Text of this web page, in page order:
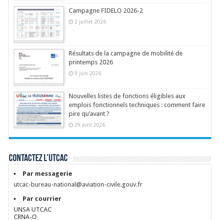
Campagne FIDELO 2026-2
2 juillet 2026
Résultats de la campagne de mobilité de
printemps 2026
9 juin 2026
Nouvelles listes de fonctions éligibles aux
emplois fonctionnels techniques : comment faire
pire qu’avant ?
29 avril 2026
Contactez l’UTCAC
Par messagerie
utcac-bureau-national@aviation-civile.gouv.fr
Par courrier
UNSA UTCAC
CRNA-O